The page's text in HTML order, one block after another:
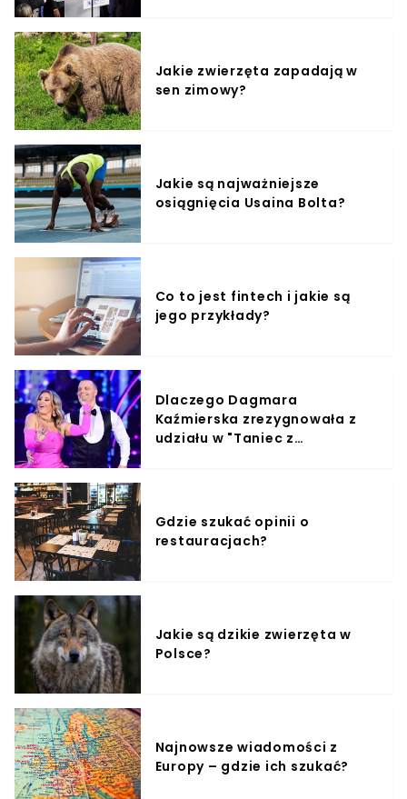
Jakie zwierzęta zapadają w
sen zimowy?
Jakie są najważniejsze
osiągnięcia Usaina Bolta?
Co to jest fintech i jakie są
jego przykłady?
Dlaczego Dagmara
Kaźmierska zrezygnowała z
udziału w "Taniec z
Gdzie szukać opinii o
restauracjach?
Jakie są dzikie zwierzęta w
Polsce?
Najnowsze wiadomości z
Europy – gdzie ich szukać?